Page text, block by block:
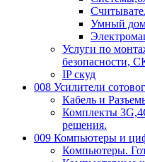
Умный
Услуги по
безопасности,
IP скуд
008 Усилители
Кабель и
Комплекты
решения.
009 Компьютеры и
Компьютеры.